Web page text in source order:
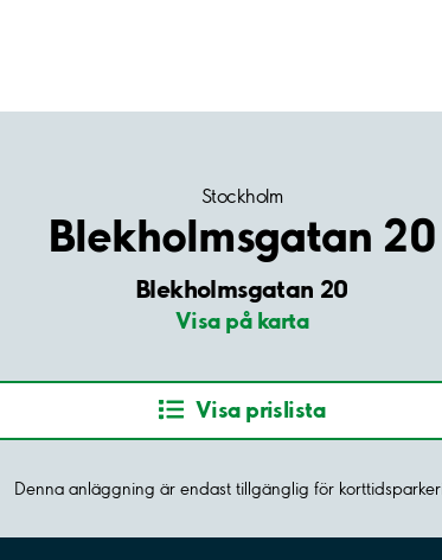
Stockholm
Blekholmsgatan 20
Blekholmsgatan 20
Visa på karta
Visa prislista
Denna anläggning är endast tillgänglig för